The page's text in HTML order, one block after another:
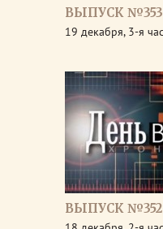
ВЫПУСК №353
19 декабря, 3-я
ВЫПУСК №352